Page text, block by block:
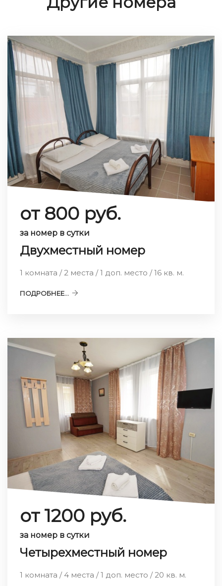
от 800 руб.
за номер в сутки
Двухместный номер
1 комната / 2 места / 1 доп. место / 16 кв. м.
ПОДРОБНЕЕ...
от 1200 руб.
за номер в сутки
Четырехместный номер
1 комната / 4 места / 1 доп. место / 20 кв. м.